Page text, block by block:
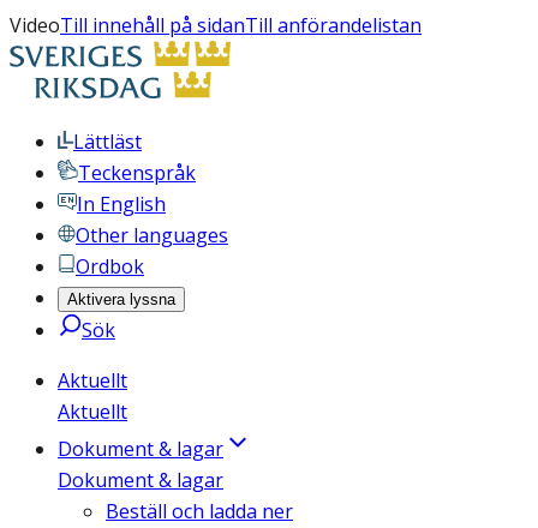
VideoTill innehåll på sidanTill anförandelistan
Lättläst
Teckenspråk
In English
Other languages
Ordbok
Aktivera lyssna
Sök
Aktuellt
Aktuellt
Dokument & lagar
Dokument & lagar
Beställ och ladda ner